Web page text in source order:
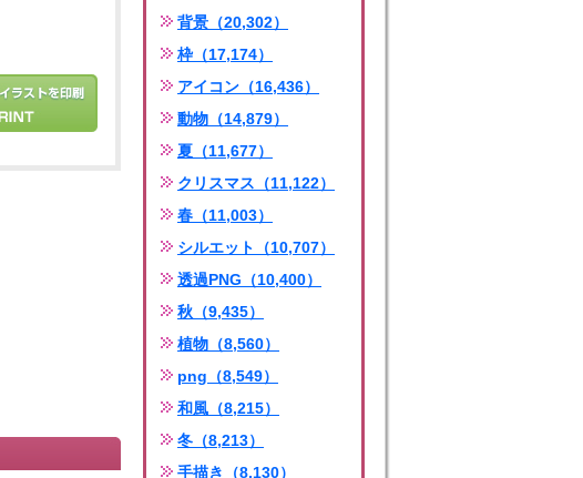
背景（20,302）
枠（17,174）
アイコン（16,436）
動物（14,879）
夏（11,677）
クリスマス（11,122）
春（11,003）
シルエット（10,707）
透過PNG（10,400）
秋（9,435）
植物（8,560）
png（8,549）
和風（8,215）
冬（8,213）
手描き（8,130）